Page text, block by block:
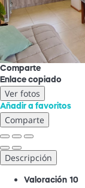
Comparte
Enlace copiado
Ver fotos
Añadir a favoritos
Comparte
Descripción
Valoración 10